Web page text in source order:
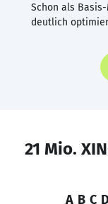
Schon als
deutlich
21 Mio.
A B C